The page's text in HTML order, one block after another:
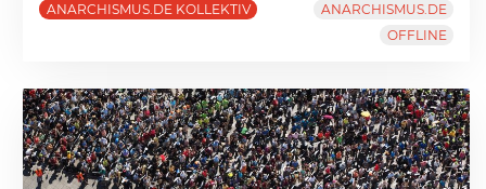
ANARCHISMUS.DE KOLLEKTIV
ANARCHISMUS.DE
OFFLINE